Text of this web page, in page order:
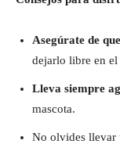
Asegúrate de
dejarlo libre en el
Lleva siempre
mascota.
No olvides llevar